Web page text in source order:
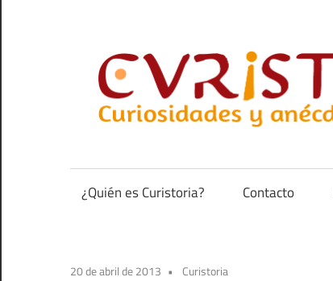
contenido
anécdotas
de
¿Quién es Curistoria? Contacto
20 de abril de 2013 Curistoria